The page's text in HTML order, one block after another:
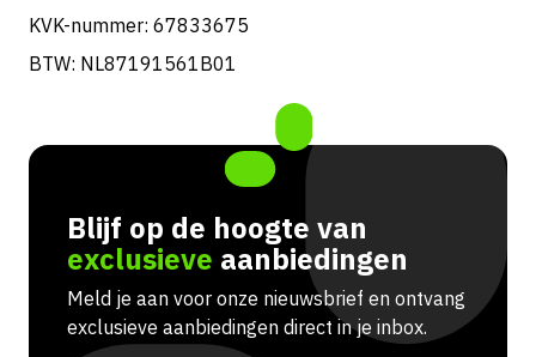
KVK-nummer: 67833675
BTW: NL87191561B01
Blijf op de hoogte van
exclusieve aanbiedingen
Meld je aan voor onze nieuwsbrief en ontvang
exclusieve aanbiedingen direct in je inbox.